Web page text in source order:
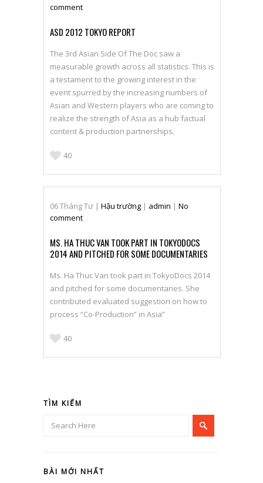
comment
ASD 2012 TOKYO REPORT
The 3rd Asian Side Of The Doc saw a
measurable growth across all statistics. This is
a testament to the growing interest in the
event spurred by the increasing numbers of
Asian and Western players who are coming to
realize the strength of Asia as a hub factual
content & production partnerships.
40
06Tháng Tư | Hậu trường | admin | No
comment
MS. HA THUC VAN TOOK PART IN TOKYODOCS
2014 AND PITCHED FOR SOME DOCUMENTARIES
Ms. Ha Thuc Van took part in TokyoDocs 2014
and pitched for some documentaries. She
contributed evaluated suggestion on how to
process “Co-Production” in Asia”
40
TÌM KIẾM
BÀI MỚI NHẤT